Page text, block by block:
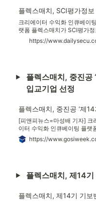
우수 스타트업 510개 과제를
대 1년 동안 최대 1.2억의 기술
자금을 지원받는다.플렉스매치
서비스의 기술력과 사업성을
크리에이터 수익화 인큐베이
랫폼 플렉스매치가 SCI평가정
기술평가 우수기술기업 인증
득했다.SCI평가정보의 기술평
이 보유한 기술력의 경제적 가
종합적으로 평가해 기술평가등
(TCB)으로 나눠 인증하는 제도
는 ‘기술평가 우수기업인증’은
시에 사전 필터링 근거로 활용
있고, 은행의 대출심사 과정에
영될 수 있다.플렉스매치는 크
플렉스매치, 중진공
입교기업 선정
[피앤피뉴스=마성배 기자] 크
이터 수익화 인큐베이팅 플랫
렉스매치(flexmatch)’가 중소
기업진흥공단 ‘2024 창업성공
혁신적인 청년 CEO 양성을 목
플렉스매치, 제14